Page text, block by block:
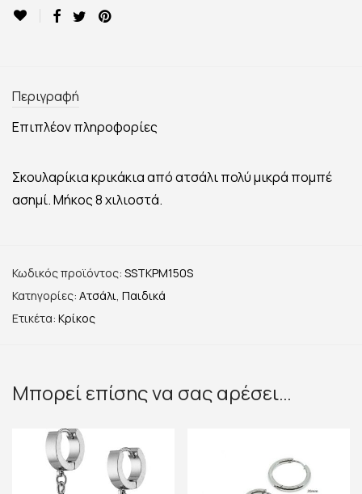
Περιγραφή
Επιπλέον πληροφορίες
Σκουλαρίκια κρικάκια από ατσάλι πολύ μικρά πομπέ
ασημί. Μήκος 8 χιλιοστά.
Κωδικός προϊόντος: SSTKPM150S
Κατηγορίες: Ατσάλι, Παιδικά
Ετικέτα: Κρίκος
Μπορεί επίσης να σας αρέσει…